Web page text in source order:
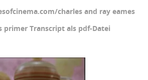
charles and ray eames
primer Transcript als pdf-Datei